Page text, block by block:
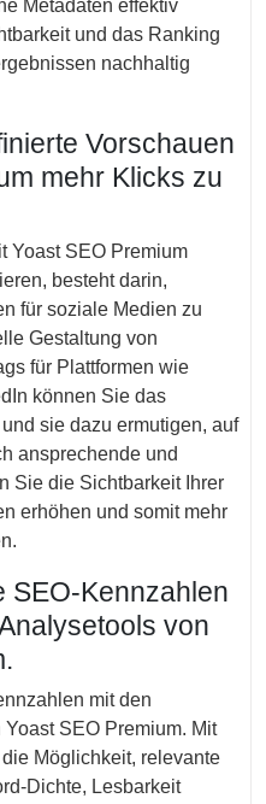
Metadaten effektiv
und das Ranking
nachhaltig
Vorschauen
mehr Klicks zu
Yoast SEO Premium
besteht darin,
für soziale Medien zu
Gestaltung von
für Plattformen wie
können Sie das
sie dazu ermutigen, auf
ansprechende und
Sie die Sichtbarkeit Ihrer
erhöhen und somit mehr
SEO-Kennzahlen
von
mit den
SEO Premium. Mit
Möglichkeit, relevante
Dichte, Lesbarkeit